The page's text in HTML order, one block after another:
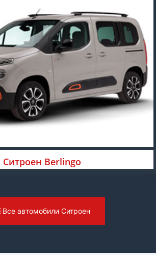
Ситроен Berlingo
Все автомобили Ситроен